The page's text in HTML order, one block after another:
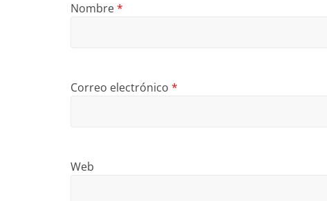
Nombre*
Correo electrónico *
Web